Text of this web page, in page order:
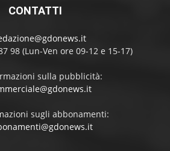
CONTATTI
98 (Lun-Ven ore 09-12 e 15-17)
sulla pubblicità:
sugli abbonamenti: